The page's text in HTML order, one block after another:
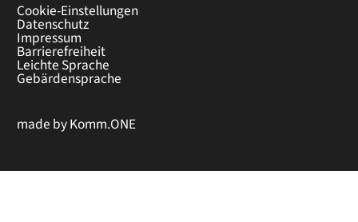
Cookie-Einstellungen
Datenschutz
Impressum
Barrierefreiheit
Leichte Sprache
Gebärdensprache
made byKomm.ONE